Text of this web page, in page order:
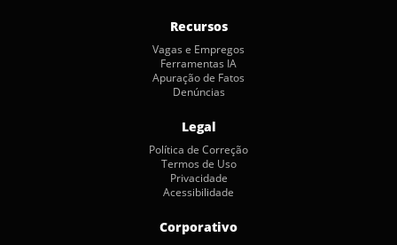
Recursos
Vagas e Empregos
Ferramentas IA
Apuração de Fatos
Denúncias
Legal
Política de Correção
Termos de Uso
Privacidade
Acessibilidade
Corporativo